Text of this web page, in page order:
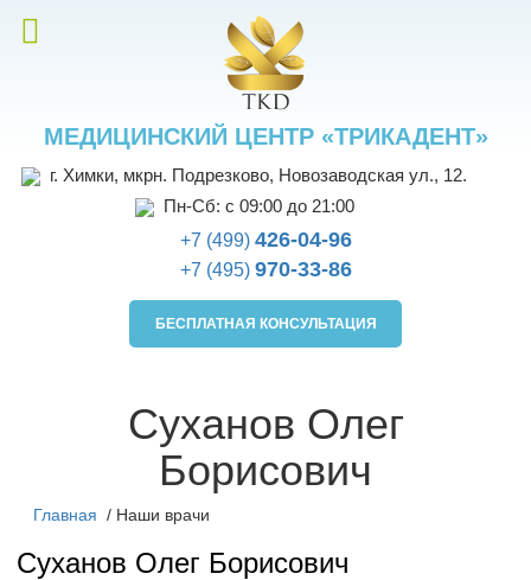
МЕДИЦИНСКИЙ ЦЕНТР «ТРИКАДЕНТ»
г. Химки, мкрн. Подрезково, Новозаводская ул., 12.
Пн-Сб: с 09:00 до 21:00
+7 (499) 426-04-96
+7 (495) 970-33-86
БЕСПЛАТНАЯ КОНСУЛЬТАЦИЯ
Суханов Олег
Борисович
Главная / Наши врачи
Суханов Олег Борисович